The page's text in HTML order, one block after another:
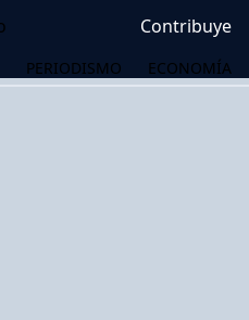
Contribuye
PERIODISMO ECONOMÍA